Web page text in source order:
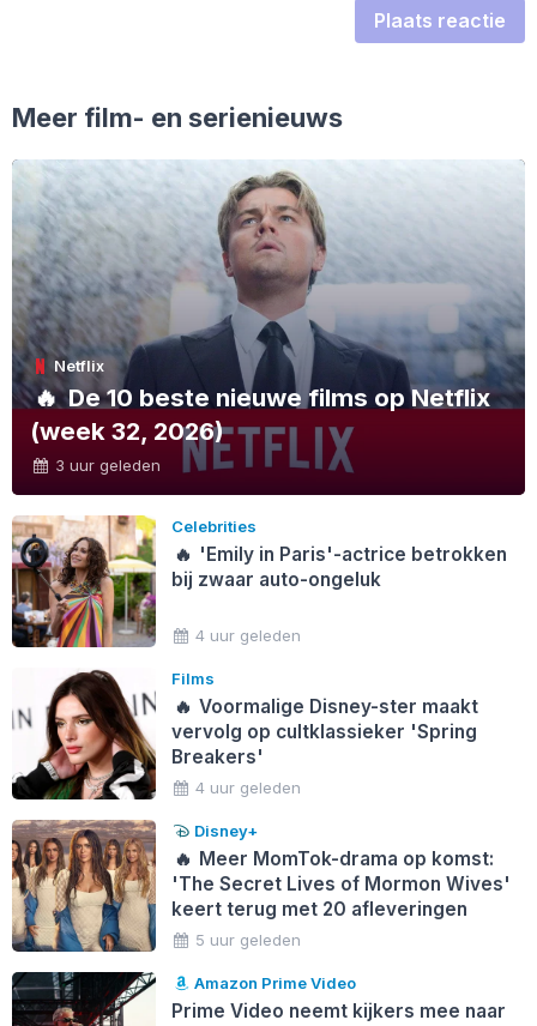
Plaats reactie
Meer film- en serienieuws
Netflix
🔥De 10 beste nieuwe films op Netflix
(week 32, 2026)
3 uur geleden
Celebrities
🔥 'Emily in Paris'-actrice betrokken
bij zwaar auto-ongeluk
4 uur geleden
Films
🔥 Voormalige Disney-ster maakt
vervolg op cultklassieker 'Spring
Breakers'
4 uur geleden
Disney+
🔥 Meer MomTok-drama op komst:
'The Secret Lives of Mormon Wives'
keert terug met 20 afleveringen
5 uur geleden
Amazon Prime Video
Prime Video neemt kijkers mee naar